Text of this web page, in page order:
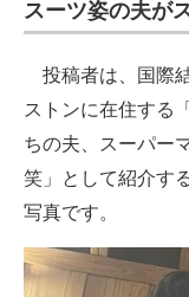
スーツ姿の夫が
投稿者は、国際
ストンに在住する
ちの夫、スーパー
笑」として紹介す
写真です。